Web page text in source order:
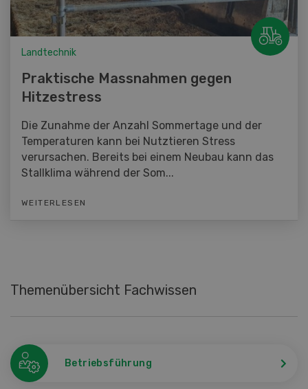
Landtechnik
Praktische Massnahmen gegen
Hitzestress
Die Zunahme der Anzahl Sommertage und der
Temperaturen kann bei Nutztieren Stress
verursachen. Bereits bei einem Neubau kann das
Stallklima während der Som...
WEITERLESEN
Themenübersicht Fachwissen
Betriebsführung